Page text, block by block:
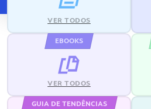
VER TODOS
EBOOKS
VER TODOS
GUIA DE TENDÊNCIAS